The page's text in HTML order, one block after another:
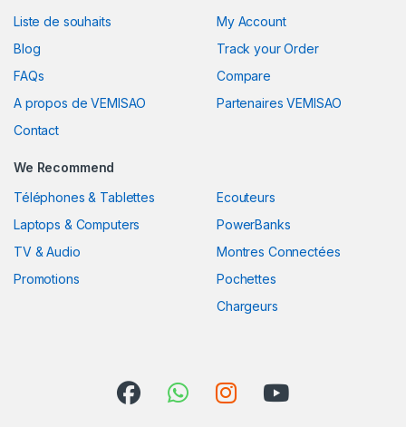
Liste de souhaits
Blog
FAQs
A propos de VEMISAO
Contact
My Account
Track your Order
Compare
Partenaires VEMISAO
We Recommend
Téléphones & Tablettes
Laptops & Computers
TV & Audio
Promotions
Ecouteurs
PowerBanks
Montres Connectées
Pochettes
Chargeurs